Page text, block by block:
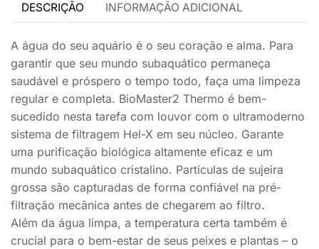
DESCRIÇÃO INFORMAÇÃO ADICIONAL
A água do seu aquário é o seu coração e alma. Para
garantir que seu mundo subaquático permaneça
saudável e próspero o tempo todo, faça uma limpeza
regular e completa. BioMaster2 Thermo é bem-
sucedido nesta tarefa com louvor com o ultramoderno
sistema de filtragem Hel-X em seu núcleo. Garante
uma purificação biológica altamente eficaz e um
mundo subaquático cristalino. Partículas de sujeira
grossa são capturadas de forma confiável na pré-
filtração mecânica antes de chegarem ao filtro.
Além da água limpa, a temperatura certa também é
crucial para o bem-estar de seus peixes e plantas – o